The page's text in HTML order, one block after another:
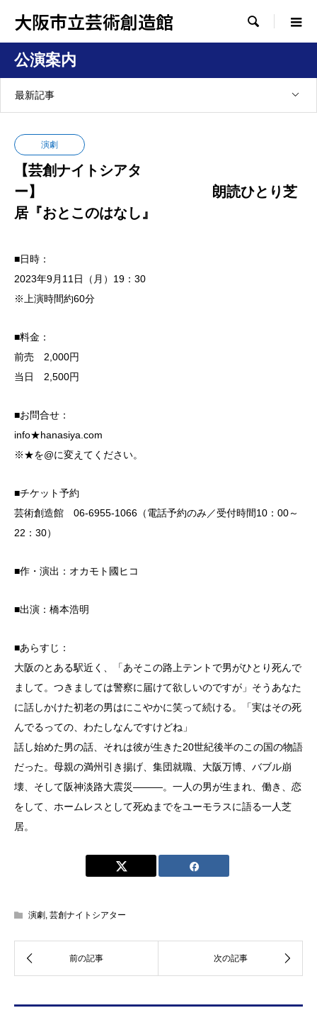
大阪市立芸術創造館 
公演案内
最新記事
演劇
【芸創ナイトシアタ
ー】 朗読ひとり芝
居『おとこのはなし』
■日時：
2023年9月11日（月）19：30
※上演時間約60分
■料金：
前売 2,000円
当日 2,500円
■お問合せ：
info★hanasiya.com
※★を@に変えてください。
■チケット予約
芸術創造館 06-6955-1066（電話予約のみ／受付時間10：00～
22：30）
■作・演出：オカモト國ヒコ
■出演：橋本浩明
■あらすじ：
大阪のとある駅近く、「あそこの路上テントで男がひとり死んで
まして。つきましては警察に届けて欲しいのですが」そうあなた
に話しかけた初老の男はにこやかに笑って続ける。「実はその死
んでるっての、わたしなんですけどね」
話し始めた男の話、それは彼が生きた20世紀後半のこの国の物語
だった。母親の満州引き揚げ、集団就職、大阪万博、バブル崩
壊、そして阪神淡路大震災―――。一人の男が生まれ、働き、恋
をして、ホームレスとして死ぬまでをユーモラスに語る一人芝
居。
演劇 , 芸創ナイトシアター